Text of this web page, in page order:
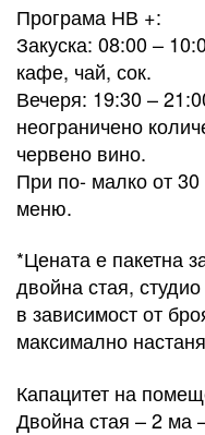
Програма НВ +:
Закуска: 08:00 –
кафе, чай, сок.
Вечеря: 19:30 –
неограничено
червено вино.
При по- малко от 30
меню.
*Цената е пакетна
двойна стая,
в зависимост от
максимално
Капацитет на
Двойна стая – 2 ма